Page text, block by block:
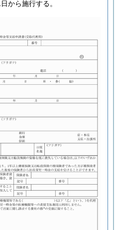
から施行する。